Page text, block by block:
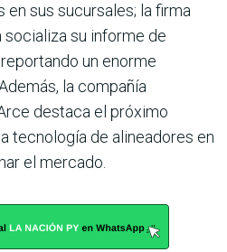
sus sucursales; la firma
su informe de
un enorme
la compañía
destaca el próximo
tecnología de alineadores en
el mercado.